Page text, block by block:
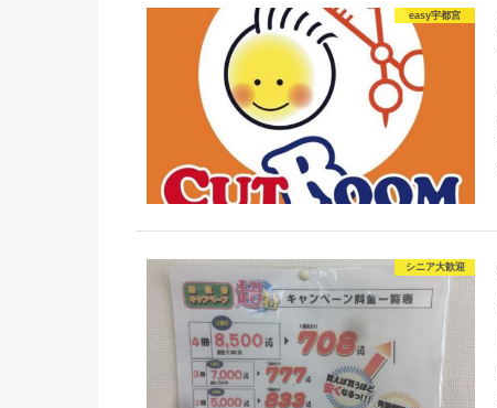
easy宇都宮
シニア大歓迎